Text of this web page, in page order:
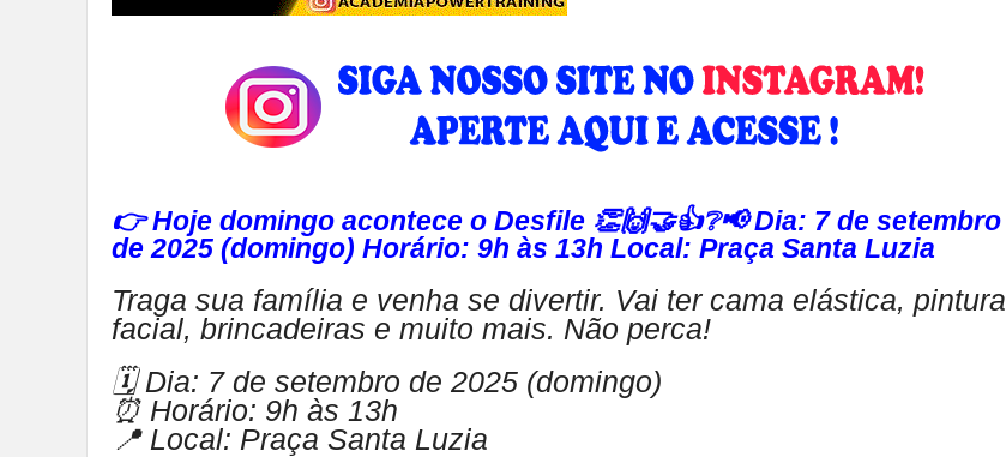
👉 Hoje domingo acontece o Desfile 👏🙌🤝👍❔📢 Dia: 7 de setembro
de 2025 (domingo) Horário: 9h às 13h Local: Praça Santa Luzia
Traga sua família e venha se divertir. Vai ter cama elástica, pintura
facial, brincadeiras e muito mais. Não perca!
🗓 Dia: 7 de setembro de 2025 (domingo)
⏰ Horário: 9h às 13h
📍 Local: Praça Santa Luzia